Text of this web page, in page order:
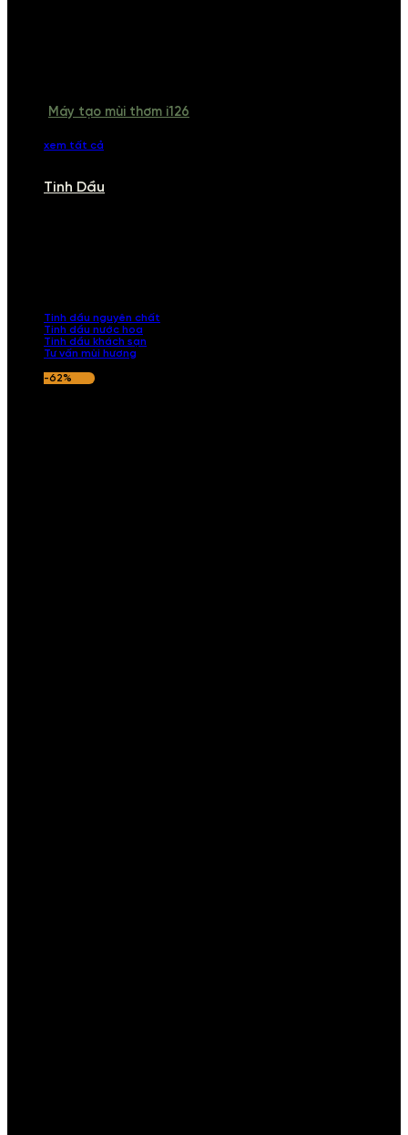
Máy tạo mùi thơm i126
xem tất cả
Tinh Dầu
Tinh dầu nguyên chất
Tinh dầu nước hoa
Tinh dầu khách sạn
Tư vấn mùi hương
-62%